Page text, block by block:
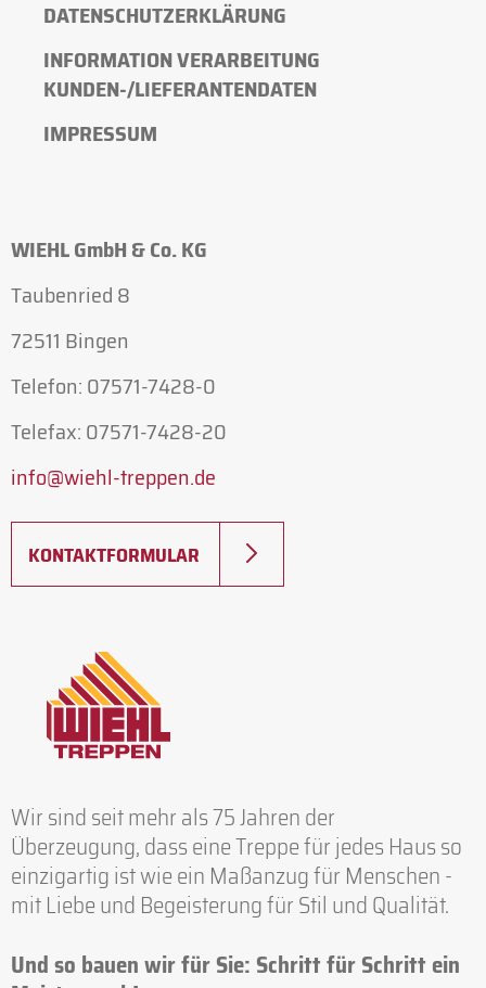
Wir sind seit mehr als 75 Jahren der
Überzeugung, dass eine Treppe für jedes Haus so
einzigartig ist wie ein Maßanzug für Menschen -
mit Liebe und Begeisterung für Stil und Qualität.
Und so bauen wir für Sie: Schritt für Schritt ein
WIEHL GmbH & Co. KG
Taubenried 8
72511 Bingen
Telefon: 07571-7428-0
Telefax: 07571-7428-20
info@wiehl-treppen.de
KONTAKTFORMULAR
DATENSCHUTZERKLÄRUNG
INFORMATION VERARBEITUNG
KUNDEN-/LIEFERANTENDATEN
IMPRESSUM